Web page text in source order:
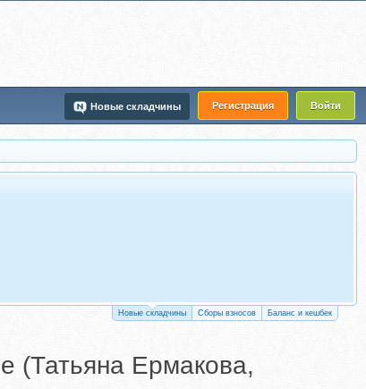
Регистрация Войти
Новые складчины
Новые складчины Сборы взносов Баланс и кешбек
(Татьяна Ермакова,